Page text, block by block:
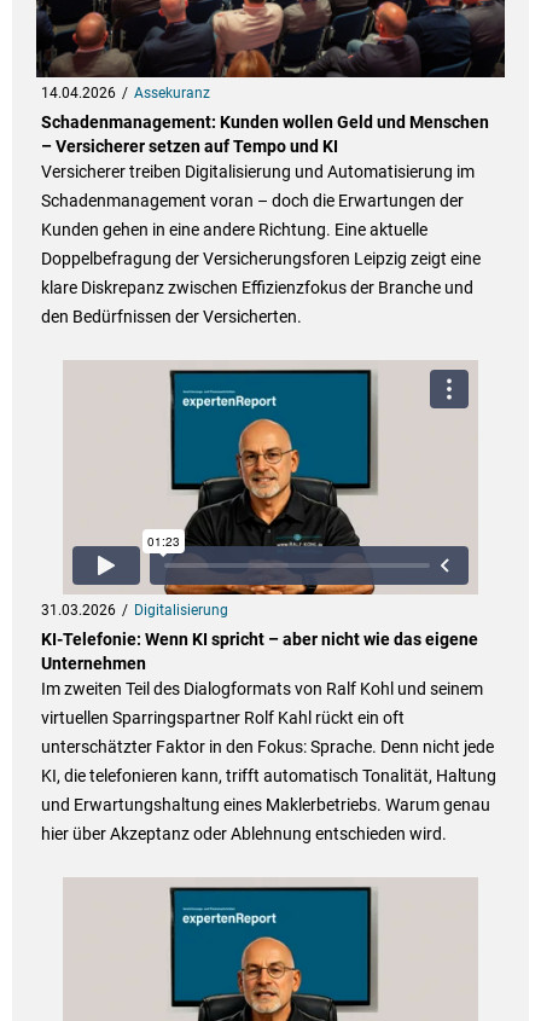
14.04.2026 Assekuranz
Schadenmanagement: Kunden wollen Geld und Menschen
– Versicherer setzen auf Tempo und KI
Versicherer treiben Digitalisierung und Automatisierung im
Schadenmanagement voran – doch die Erwartungen der
Kunden gehen in eine andere Richtung. Eine aktuelle
Doppelbefragung der Versicherungsforen Leipzig zeigt eine
klare Diskrepanz zwischen Effizienzfokus der Branche und
den Bedürfnissen der Versicherten.
31.03.2026 Digitalisierung
KI-Telefonie: Wenn KI spricht – aber nicht wie das eigene
Unternehmen
Im zweiten Teil des Dialogformats von Ralf Kohl und seinem
virtuellen Sparringspartner Rolf Kahl rückt ein oft
unterschätzter Faktor in den Fokus: Sprache. Denn nicht jede
KI, die telefonieren kann, trifft automatisch Tonalität, Haltung
und Erwartungshaltung eines Maklerbetriebs. Warum genau
hier über Akzeptanz oder Ablehnung entschieden wird.